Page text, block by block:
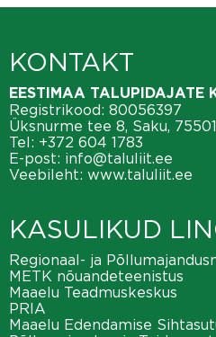
KONTAKT
EESTIMAA TALUPIDAJATE
Registrikood: 80056397
Üksnurme tee 8, Saku,
Tel: +372 604 1783
E-post: info@taluliit.ee
Veebileht: www.taluliit.ee
KASULIKUD
Regionaal- ja
METK nõuandeteenistus
Maaelu Teadmuskeskus
PRIA
Maaelu Edendamise